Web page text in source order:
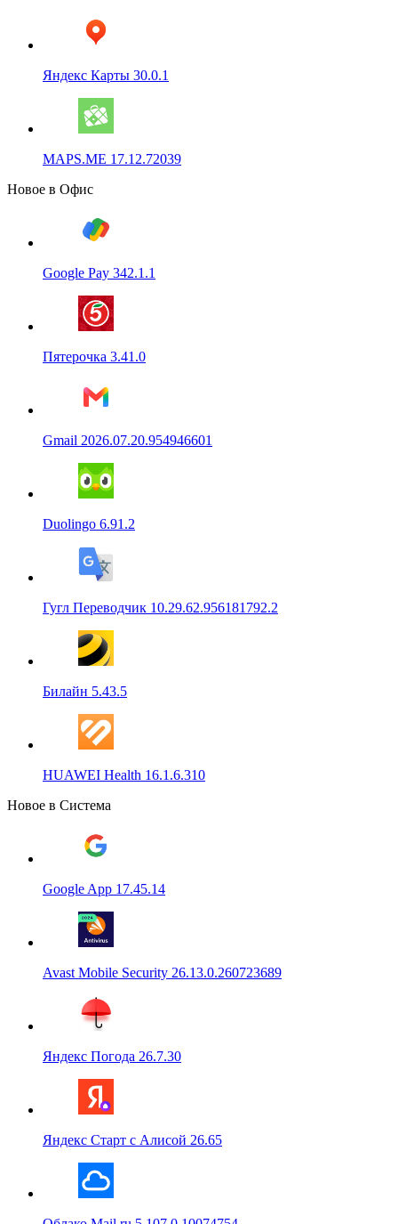
Яндекс Карты 30.0.1
MAPS.ME 17.12.72039
Новое в Офис
Google Pay 342.1.1
Пятерочка 3.41.0
Gmail 2026.07.20.954946601
Duolingo 6.91.2
Гугл Переводчик 10.29.62.956181792.2
Билайн 5.43.5
HUAWEI Health 16.1.6.310
Новое в Система
Google App 17.45.14
Avast Mobile Security 26.13.0.260723689
Яндекс Погода 26.7.30
Яндекс Старт с Алисой 26.65